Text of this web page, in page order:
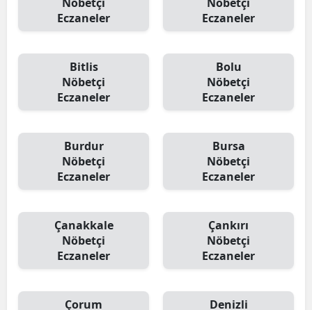
Zonguldak
Bayburt
Kırıkkale
Eczaneler
Eczaneler
Bitlis
Nöbetçi
Eczaneler
Bolu
Nöbetçi
Eczaneler
Burdur
Nöbetçi
Eczaneler
Bursa
Nöbetçi
Eczaneler
Çanakkale
Nöbetçi
Eczaneler
Çankırı
Nöbetçi
Eczaneler
Çorum
Denizli